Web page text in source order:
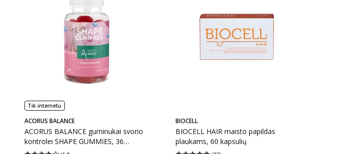
Tik internetu
ACORUS BALANCE
ACORUS BALANCE guminukai svorio
kontrolei SHAPE GUMMIES, 36
Guminukai
BIOCELL
BIOCELL HAIR maisto papildas
plaukams, 60 kapsulių